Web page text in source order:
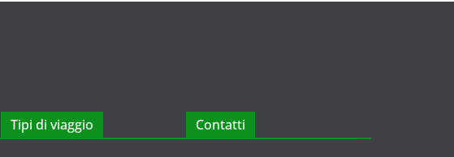
Tipi di viaggio Contatti